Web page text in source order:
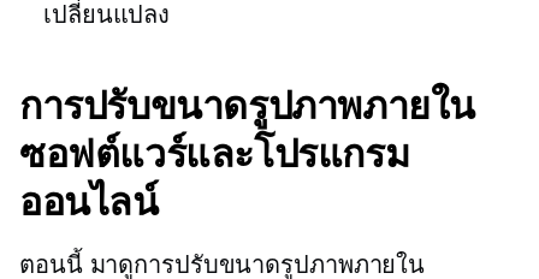
เปลี่ยนแปลง
การปรับขนาดรูปภาพภายใน
ซอฟต์แวร์และโปรแกรม
ออนไลน์
ตอนนี้ มาดูการปรับขนาดรูปภาพภายใน